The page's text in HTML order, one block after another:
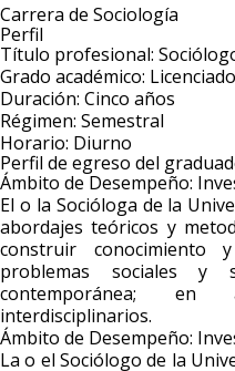
Carrera de Sociología
Perfil
Título profesional:
Grado académico:
Duración: Cinco años
Régimen: Semestral
Horario: Diurno
Perfil de egreso del
Ámbito de Desempeño:
El o la Socióloga de la
abordajes teóricos y
construir conocimiento
problemas sociales y
contemporánea; en
interdisciplinarios.
Ámbito de Desempeño:
La o el Sociólogo de la